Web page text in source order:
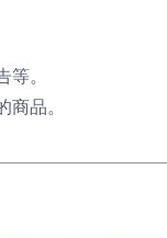
。
品。